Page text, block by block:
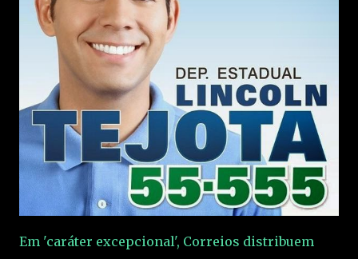
Em 'caráter excepcional', Correios distribuem